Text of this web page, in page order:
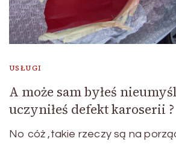
USŁUGI
A może sam byłeś
uczyniłeś defekt karoserii ?
No cóż ,takie rzeczy są na